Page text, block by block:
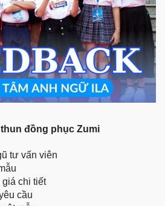
đồng phục Zumi
tư vấn viên
chi tiết
cầu